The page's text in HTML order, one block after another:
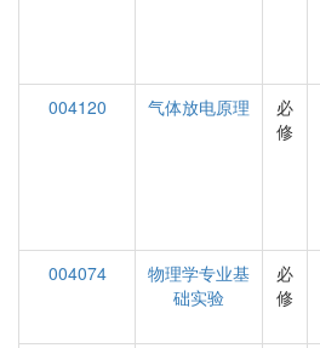
004120
气体放电原理
必
修
004074
物理学专业基
础实验
必
修